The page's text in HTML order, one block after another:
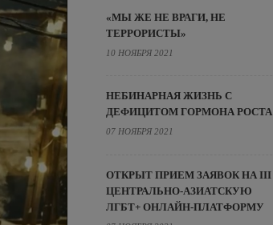
«МЫ ЖЕ НЕ ВРАГИ, НЕ
ТЕРРОРИСТЫ»
10 НОЯБРЯ 2021
НЕБИНАРНАЯ ЖИЗНЬ С
ДЕФИЦИТОМ ГОРМОНА РОСТА
07 НОЯБРЯ 2021
ОТКРЫТ ПРИЕМ ЗАЯВОК НА III
ЦЕНТРАЛЬНО-АЗИАТСКУЮ
ЛГБТ+ ОНЛАЙН-ПЛАТФОРМУ